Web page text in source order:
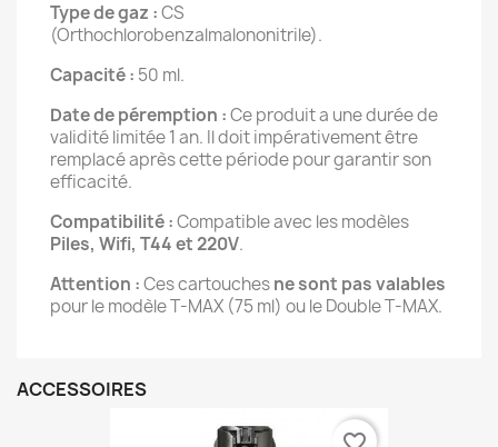
Type de gaz :CS
(Orthochlorobenzalmalononitrile).
Capacité : 50 ml.
Date de péremption :Ce produit a une durée de
validité limitée 1 an. Il doit impérativement être
remplacé après cette période pour garantir son
efficacité.
Compatibilité :Compatible avec les modèles
Piles, Wifi, T44 et 220V.
Attention :Ces cartouchesne sont pas valables
pour le modèle T-MAX (75 ml) ou le Double T-MAX.
ACCESSOIRES